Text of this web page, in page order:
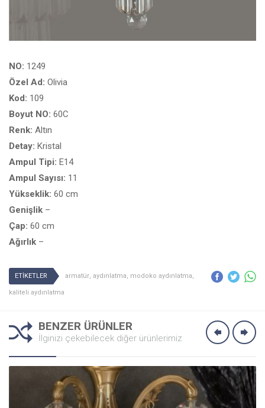
NO: 1249
Özel Ad: Olivia
Kod: 109
Boyut NO: 60C
Renk: Altın
Detay: Kristal
Ampul Tipi: E14
Ampul Sayısı: 11
Yükseklik: 60 cm
Genişlik –
Çap: 60 cm
Ağırlık –
ETİKETLER armatür, aydınlatma, modoko aydınlatma,
kaliteli aydınlatma
BENZER ÜRÜNLER
İlginizi çekebilecek diğer ürünlerimiz